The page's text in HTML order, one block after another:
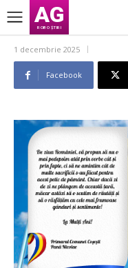
AG
ROBO ȘTIRI
1 decembrie 2025
Facebook